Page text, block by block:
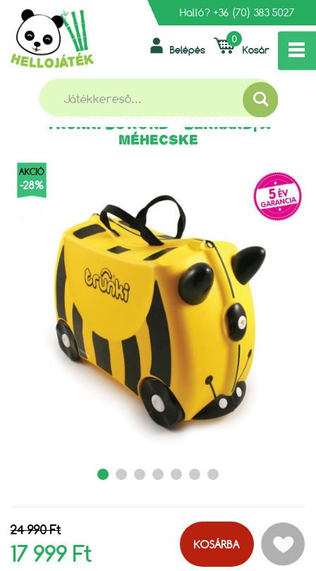
Halló? +36 (70) 383 5027
Kosár
0
Belépés
FŐOLDAL TRUNKI GYEREKBŐRÖNDÖK »
GYEREKBŐRÖNDÖK »
TRUNKI BŐRÖND - BERNARD, A MÉHECSKE
TRUNKI BŐRÖND - BERNARD, A
MÉHECSKE
AKCIÓ
-28%
24 990 Ft
17 999 Ft KOSÁRBA